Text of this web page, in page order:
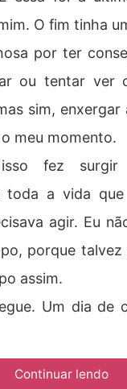
O fim tinha
por ter
ou tentar ver
sim, enxergar
meu momento.
fez surgir
toda a vida
agir. Eu
porque talvez
assim.
Um dia de
Continuar lendo